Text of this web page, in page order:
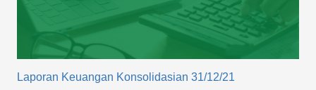
Laporan Keuangan Konsolidasian 31/12/21